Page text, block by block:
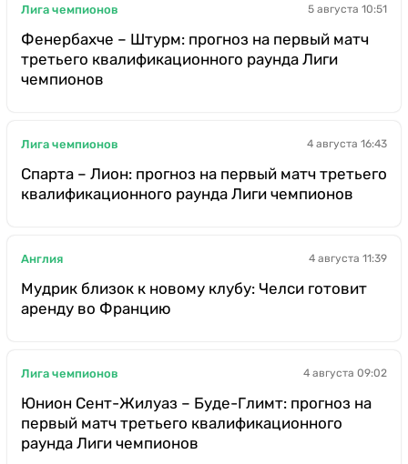
Лига чемпионов 5 августа 10:51
Фенербахче – Штурм: прогноз на первый матч
третьего квалификационного раунда Лиги
чемпионов
Лига чемпионов 4 августа 16:43
Спарта – Лион: прогноз на первый матч третьего
квалификационного раунда Лиги чемпионов
Англия 4 августа 11:39
Мудрик близок к новому клубу: Челси готовит
аренду во Францию
Лига чемпионов 4 августа 09:02
Юнион Сент-Жилуаз – Буде-Глимт: прогноз на
первый матч третьего квалификационного
раунда Лиги чемпионов